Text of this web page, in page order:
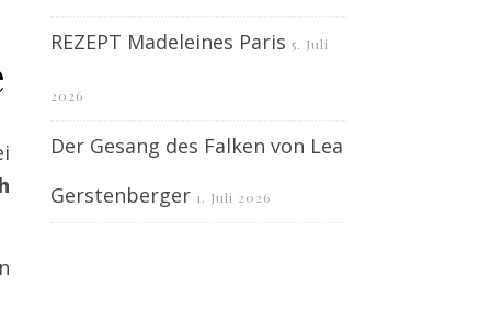
REZEPT Madeleines Paris 5. Juli
2026
Der Gesang des Falken von Lea
Gerstenberger 1. Juli 2026